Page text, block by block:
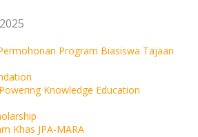
Program Biasiswa Tajaan
Knowledge Education
Khas JPA-MARA